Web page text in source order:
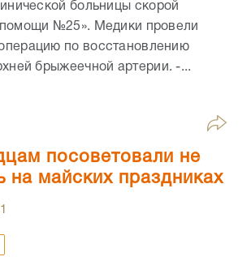
больницы скорой
№25». Медики провели
по восстановлению
брыжеечной артерии. -...
посоветовали не
на майских праздниках